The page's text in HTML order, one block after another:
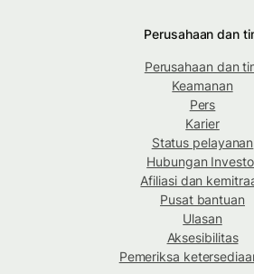
Perusahaan dan
Perusahaan dan
Keamanan
Pers
Karier
Status pelayanan
Hubungan
Afiliasi dan
Pusat bantuan
Ulasan
Aksesibilitas
Pemeriksa